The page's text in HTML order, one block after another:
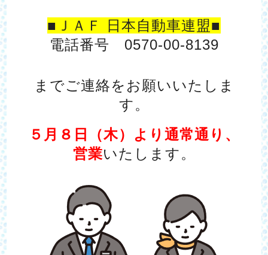
■ＪＡＦ 日本自動車連盟■
電話番号 0570-00-8139
までご連絡をお願いいたしま
す。
５月８日（木）より通常通り、
営業いたします。